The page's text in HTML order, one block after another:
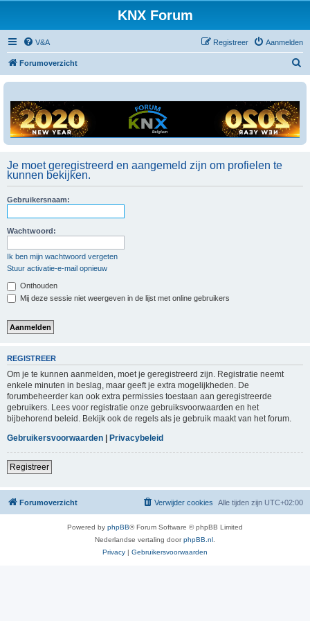
KNX Forum
V&A Aanmelden
Registreer
Forumoverzicht
Je moet geregistreerd en aangemeld zijn om profielen te
kunnen bekijken.
Gebruikersnaam:
Wachtwoord:
Ik ben mijn wachtwoord vergeten
Stuur activatie-e-mail opnieuw
Onthouden
Mij deze sessie niet weergeven in de lijst met online gebruikers
REGISTREER
Om je te kunnen aanmelden, moet je geregistreerd zijn. Registratie neemt
enkele minuten in beslag, maar geeft je extra mogelijkheden. De
forumbeheerder kan ook extra permissies toestaan aan geregistreerde
gebruikers. Lees voor registratie onze gebruiksvoorwaarden en het
bijbehorend beleid. Bekijk ook de regels als je gebruik maakt van het forum.
Gebruikersvoorwaarden
Privacybeleid
Registreer
Forumoverzicht Alle tijden zijn UTC+02:00
Verwijder cookies
Powered by phpBB® Forum Software © phpBB Limited
Nederlandse vertaling doorphpBB.nl
Privacy | Gebruikersvoorwaarden